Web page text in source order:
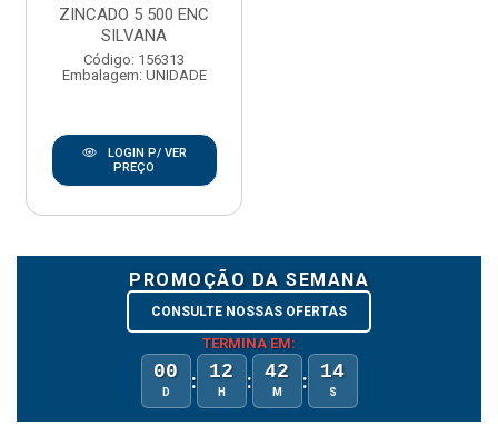
ZINCADO 5 500 ENC
SILVANA
Código: 156313
Embalagem: UNIDADE
LOGIN P/ VER
PREÇO
PROMOÇÃO DA SEMANA
CONSULTE NOSSAS OFERTAS
TERMINA EM:
00
D : 12
H : 42
M : 13
S